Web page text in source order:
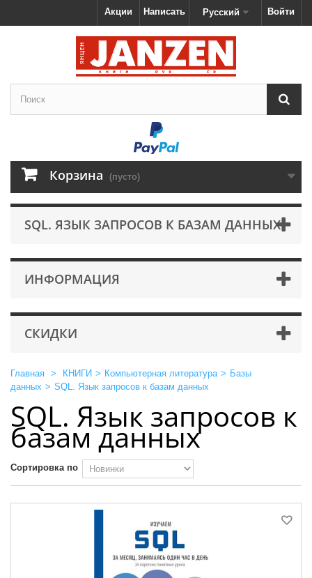
Войти
Русский
Написать
Акции
Корзина (пусто)
SQL. ЯЗЫК ЗАПРОСОВ К БАЗАМ ДАННЫХ
ИНФОРМАЦИЯ
СКИДКИ
Главная > КНИГИ > Компьютерная литература > Базы
данных > SQL. Язык запросов к базам данных
SQL. Язык запросов к
базам данных
Сортировка по